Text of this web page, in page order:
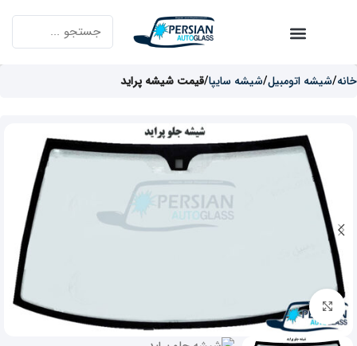
خانه شیشه اتومبیل شیشه سایپا قیمت شیشه پراید
برای بزرگنمایی کلیک کنید